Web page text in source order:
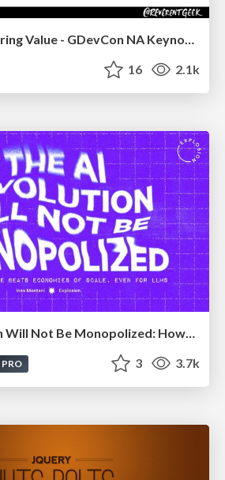
The Art of Delivering Value - GDevCon NA Keynote
16 2.1k
The AI Revolution Will Not Be Monopolized: How open-source beats economies of scale, even for LLMs
PRO 3 3.7k